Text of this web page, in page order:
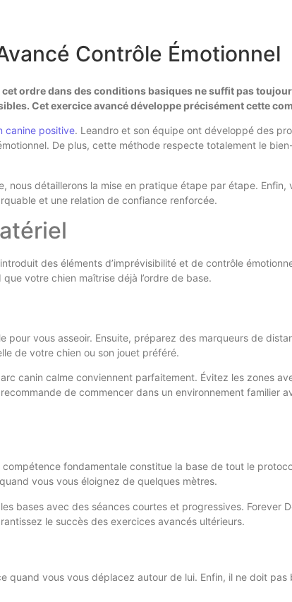
Contrôle Émotionnel
ordre dans des conditions basiques ne suffit pas
Cet exercice avancé développe précisément cette
canine positive. Leandro et son équipe ont développé des
De plus, cette méthode respecte totalement le
détaillerons la mise en pratique étape par étape.
et une relation de confiance renforcée.
des éléments d’imprévisibilité et de contrôle
votre chien maîtrise déjà l’ordre de base.
pour vous asseoir. Ensuite, préparez des marqueurs de
de votre chien ou son jouet préféré.
canin calme conviennent parfaitement. Évitez les zones
de commencer dans un environnement familier
fondamentale constitue la base de tout le
vous vous éloignez de quelques mètres.
bases avec des séances courtes et progressives. Forever
le succès des exercices avancés ultérieurs.
quand vous vous déplacez autour de lui. Enfin, il ne doit